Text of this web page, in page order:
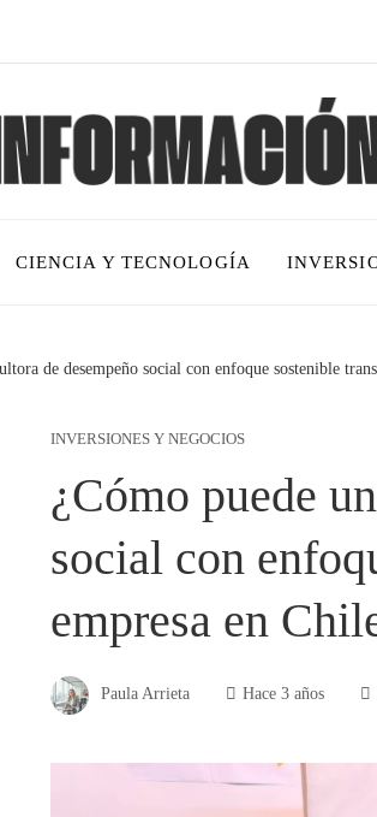
CIENCIA Y TECNOLOGÍA
de desempeño social con enfoque sostenible
INVERSIONES Y NEGOCIOS
¿Cómo puede
social con
empresa en
Paula Arrieta Hace 3 años